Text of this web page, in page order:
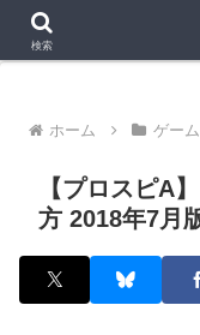
クラロワ
ホーム ゲーム
【プロスピA
方 2018年7月
検索